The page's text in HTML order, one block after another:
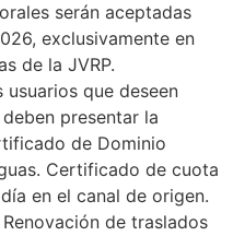
serán aceptadas
exclusivamente en
de la JVRP.
que deseen
presentar la
de Dominio
Certificado de cuota
en el canal de origen.
de traslados